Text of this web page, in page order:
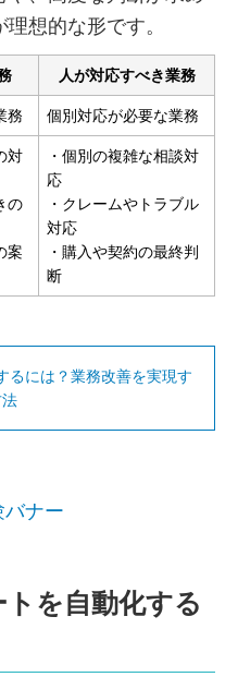
想的な形です。
人が対応すべき業務
務 個別対応が必要な業務
対
の
案
・個別の複雑な相談対
応
・クレームやトラブル
対応
・購入や契約の最終判
断
るには？業務改善を実現す
を自動化する